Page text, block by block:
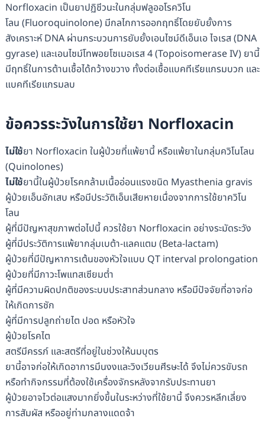
Norfloxacin เป็นยาปฏิชีวนะในกลุ่มฟลูออโรควิโน
โลน (Fluoroquinolone) มีกลไกการออกฤทธิ์โดยยับยั้งการ
สังเคราะห์ DNA ผ่านกระบวนการยับยั้งเอนไซม์ดีเอ็นเอ ไจเรส (DNA
gyrase) และเอนไซม์โทพอยโซเมอเรส 4 (Topoisomerase IV) ยานี้
มีฤทธิ์ในการต้านเชื้อได้กว้างขวาง ทั้งต่อเชื้อแบคทีเรียแกรมบวก และ
แบคทีเรียแกรมลบ
ข้อควรระวังในการใช้ยา Norfloxacin
ไม่ใช้ยา Norfloxacin ในผู้ป่วยที่แพ้ยานี้ หรือแพ้ยาในกลุ่มควิโนโลน
(Quinolones)
ไม่ใช้ยานี้ในผู้ป่วยโรคกล้ามเนื้ออ่อนแรงชนิด Myasthenia gravis
ผู้ป่วยเอ็นอักเสบ หรือมีประวัติเอ็นเสียหายเนื่องจากการใช้ยาควิโน
โลน
ผู้ที่มีปัญหาสุขภาพต่อไปนี้ ควรใช้ยา Norfloxacin อย่างระมัดระวัง
ผู้ที่มีประวัติการแพ้ยากลุ่มเบต้า-แลคแตม (Beta-lactam)
ผู้ป่วยที่มีปัญหาการเต้นของหัวใจแบบ QT interval prolongation
ผู้ป่วยที่มีภาวะโพแทสเซียมต่ำ
ผู้ที่มีความผิดปกติของระบบประสาทส่วนกลาง หรือมีปัจจัยที่อาจก่อ
ให้เกิดการชัก
ผู้ที่มีการปลูกถ่ายไต ปอด หรือหัวใจ
ผู้ป่วยโรคไต
สตรีมีครรภ์ และสตรีที่อยู่ในช่วงให้นมบุตร
ยานี้อาจก่อให้เกิดอาการมึนงงและวิงเวียนศีรษะได้ จึงไม่ควรขับรถ
หรือทำกิจกรรมที่ต้องใช้เครื่องจักรหลังจากรับประทานยา
ผู้ป่วยอาจไวต่อแสงมากยิ่งขึ้นในระหว่างที่ใช้ยานี้ จึงควรหลีกเลี่ยง
การสัมผัส หรืออยู่ท่ามกลางแดดจ้า